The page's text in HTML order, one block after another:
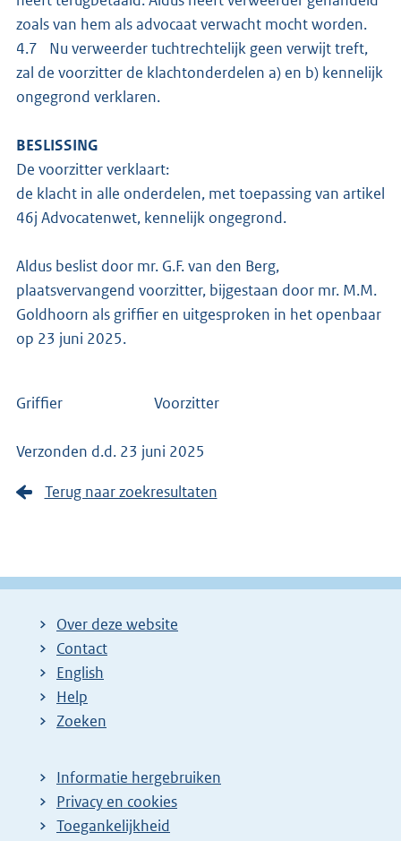
zoals van hem als advocaat verwacht mocht worden.
4.7 Nu verweerder tuchtrechtelijk geen verwijt treft,
zal de voorzitter de klachtonderdelen a) en b) kennelijk
ongegrond verklaren.
BESLISSING
De voorzitter verklaart:
de klacht in alle onderdelen, met toepassing van artikel
46j Advocatenwet, kennelijk ongegrond.
Aldus beslist door mr. G.F. van den Berg,
plaatsvervangend voorzitter, bijgestaan door mr. M.M.
Goldhoorn als griffier en uitgesproken in het openbaar
op 23 juni 2025.
Griffier Voorzitter
Verzonden d.d. 23 juni 2025
Terug naar zoekresultaten
Over deze website
Contact
English
Help
Zoeken
Informatie hergebruiken
Privacy en cookies
Toegankelijkheid